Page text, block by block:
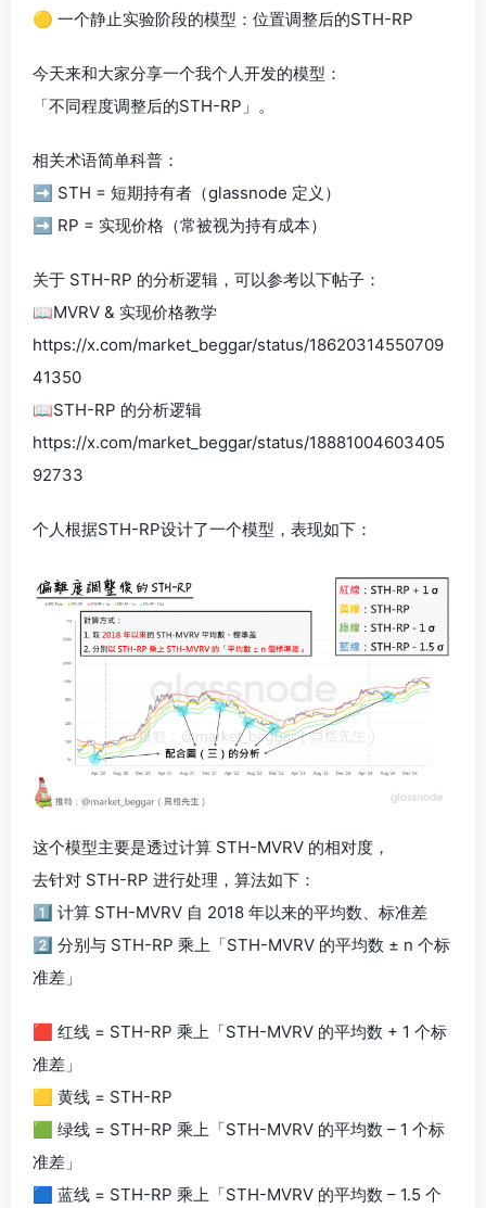
🟡 一个静止实验阶段的模型：位置调整后的STH-RP
今天来和大家分享一个我个人开发的模型：
「不同程度调整后的STH-RP」。
相关术语简单科普：
➡️ STH = 短期持有者（glassnode 定义）
➡️ RP = 实现价格（常被视为持有成本）
关于 STH-RP 的分析逻辑，可以参考以下帖子：
📖MVRV & 实现价格教学
https://x.com/market_beggar/status/18620314550709
41350
📖STH-RP 的分析逻辑
https://x.com/market_beggar/status/18881004603405
92733
个人根据STH-RP设计了一个模型，表现如下：
这个模型主要是透过计算 STH-MVRV 的相对度，
去针对 STH-RP 进行处理，算法如下：
1️⃣ 计算 STH-MVRV 自 2018 年以来的平均数、标准差
2️⃣ 分别与 STH-RP 乘上「STH-MVRV 的平均数 ± n 个标
准差」
🟥 红线 = STH-RP 乘上「STH-MVRV 的平均数 + 1 个标
准差」
🟨 黄线 = STH-RP
🟩 绿线 = STH-RP 乘上「STH-MVRV 的平均数 – 1 个标
准差」
🟦 蓝线 = STH-RP 乘上「STH-MVRV 的平均数 – 1.5 个